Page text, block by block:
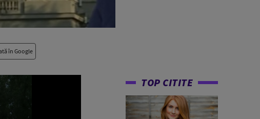
în Google
TOP CITITE